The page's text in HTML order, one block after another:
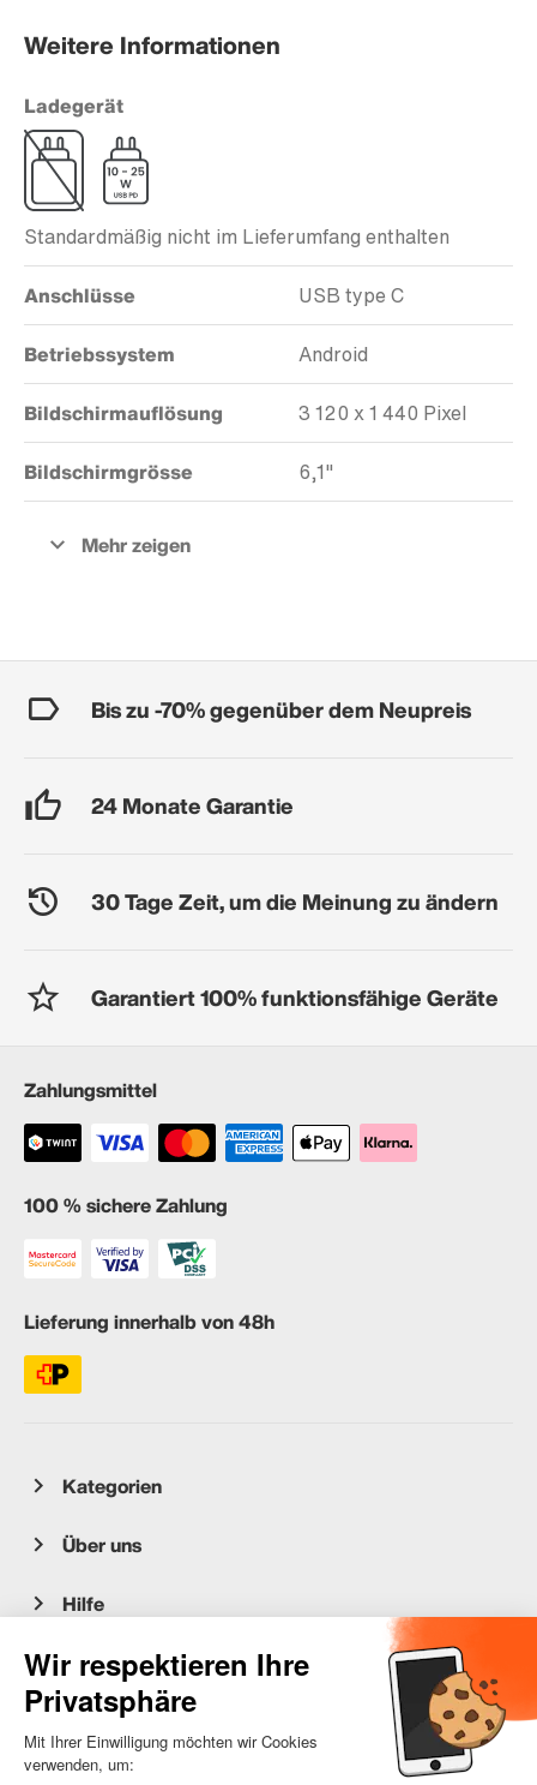
Weitere Informationen
Ladegerät
Standardmäßig nicht im Lieferumfang enthalten
Anschlüsse USB type C
Betriebssystem Android
Bildschirmauflösung 3 120 x 1 440 Pixel
Bildschirmgrösse 6,1"
Bis zu -70% gegenüber dem Neupreis
24 Monate Garantie
30 Tage Zeit, um die Meinung zu ändern
Garantiert 100% funktionsfähige Geräte
Zahlungsmittel
100 % sichere Zahlung
Lieferung innerhalb von 48h
Kategorien
Über uns
Hilfe
Kundenservice
occasion.migros.mobile@recommerce.com
Montag-Freitag 08:00-17:00